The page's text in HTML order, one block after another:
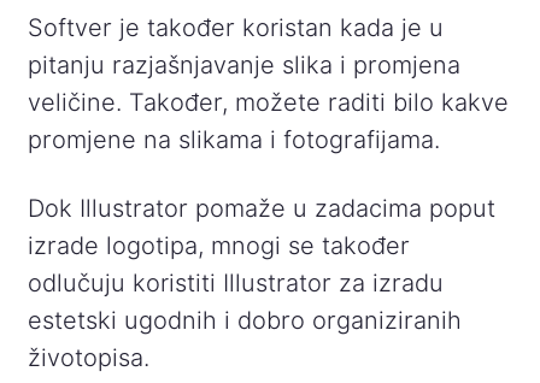
Softver je također koristan kada je u
pitanju razjašnjavanje slika i promjena
veličine. Također, možete raditi bilo kakve
promjene na slikama i fotografijama.
Dok Illustrator pomaže u zadacima poput
izrade logotipa, mnogi se također
odlučuju koristiti Illustrator za izradu
estetski ugodnih i dobro organiziranih
životopisa.